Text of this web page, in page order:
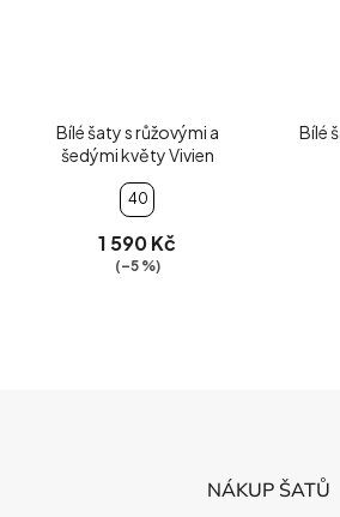
Bílé šaty s růžovými a
šedými květy Vivien
40
1 590 Kč
(–5 %)
Bílé
NÁKUP ŠATŮ